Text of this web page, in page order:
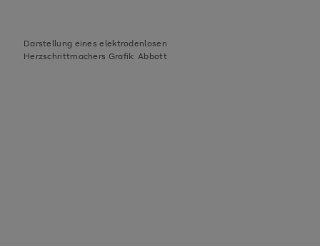
Darstellung eines elektrodenlosen
Herzschrittmachers Grafik: Abbott